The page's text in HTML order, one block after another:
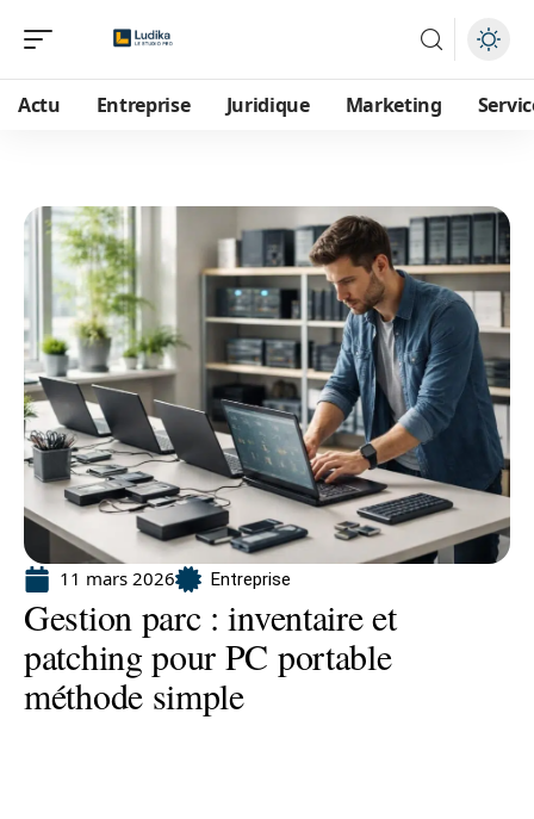
Actu Entreprise Juridique Marketing
11 mars 2026 Entreprise
Gestion parc : inventaire et
patching pour PC portable
méthode simple